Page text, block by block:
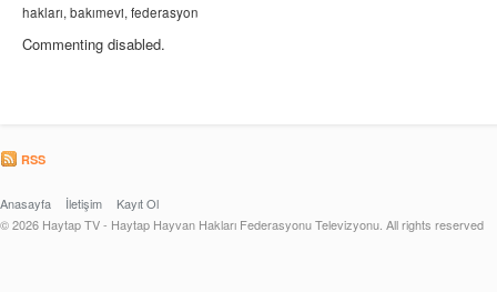
hakları, bakımevi, federasyon
Commenting disabled.
RSS
Anasayfa İletişim
Kayıt Ol
© 2026 Haytap TV - Haytap Hayvan Hakları Federasyonu Televizyonu. All rights reserved